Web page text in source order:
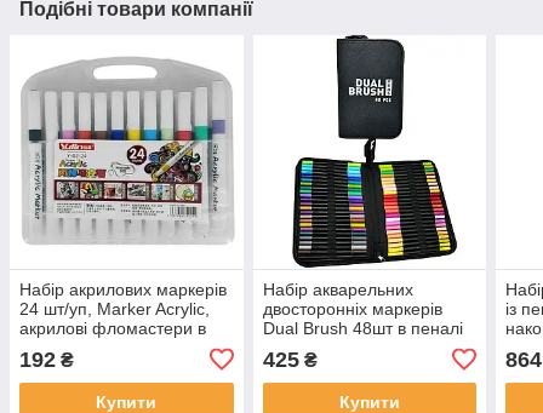
Подібні товари компанії
Набір акрилових маркерів
24 шт/уп, Marker Acrylic,
акрилові фломастери в
192 ₴
Купити
Набір акварельних
двосторонніх маркерів
Dual Brush 48шт в пеналі
425₴
Купити
із
864